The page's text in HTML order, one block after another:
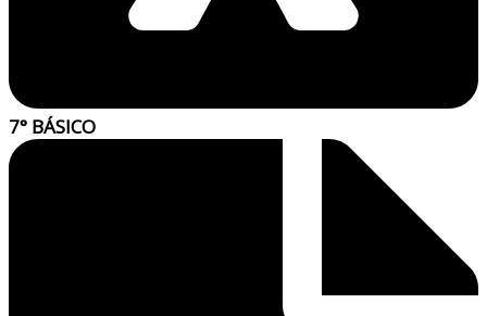
7° BÁSICO